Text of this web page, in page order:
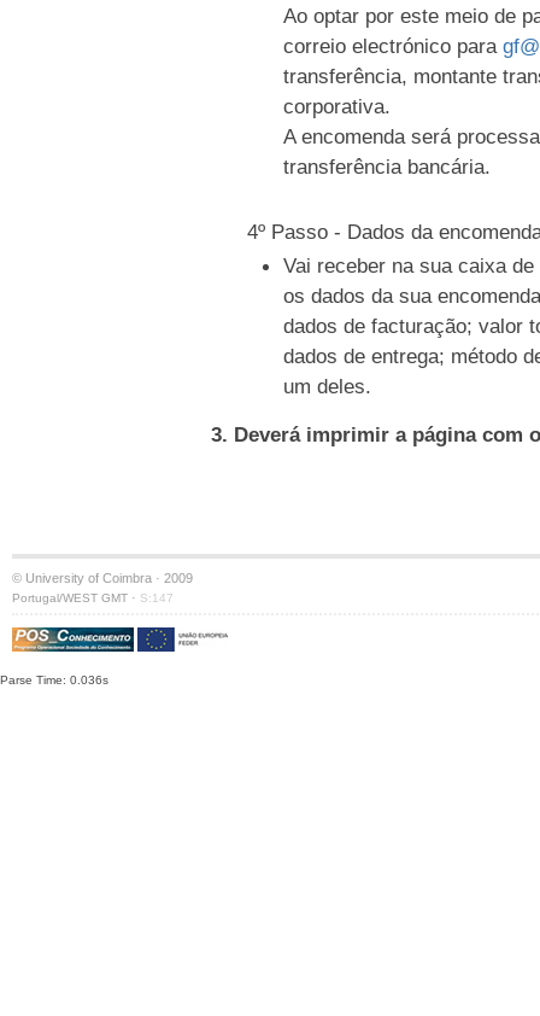
Ao optar por este meio de
correio electrónico para
transferência, montante
corporativa.
A encomenda será
transferência bancária.
4º Passo - Dados da
Vai receber na sua caixa
os dados da sua
dados de facturação; valor
dados de entrega; método
um deles.
3. Deverá imprimir a página com
© University of Coimbra · 2009
Portugal/WEST GMT · S:147
Parse Time: 0.036s